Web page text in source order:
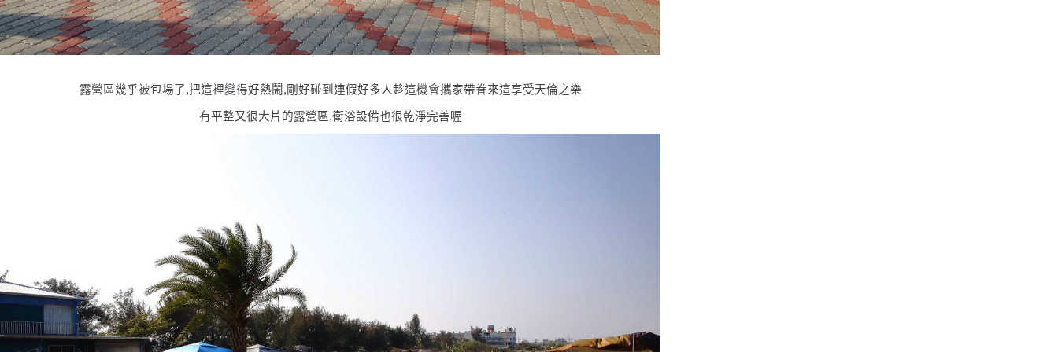
露營區幾乎被包場了,把這裡變得好熱鬧,剛好碰到連假好多人趁這機會攜家帶眷來這享受天倫之樂
有平整又很大片的露營區,衛浴設備也很乾淨完善喔